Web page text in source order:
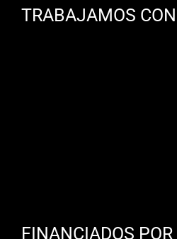
TRABAJAMOS CON
FINANCIADOS POR